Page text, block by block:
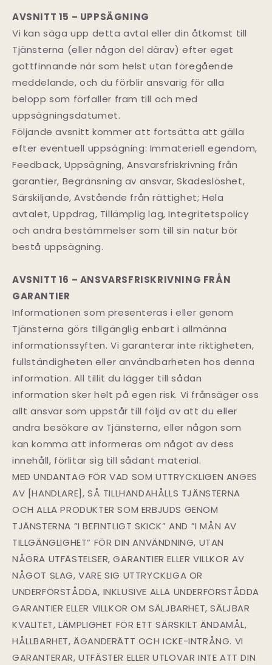
AVSNITT 15 – UPPSÄGNING
Vi kan säga upp detta avtal eller din åtkomst till
Tjänsterna (eller någon del därav) efter eget
gottfinnande när som helst utan föregående
meddelande, och du förblir ansvarig för alla
belopp som förfaller fram till och med
uppsägningsdatumet.
Följande avsnitt kommer att fortsätta att gälla
efter eventuell uppsägning: Immateriell egendom,
Feedback, Uppsägning, Ansvarsfriskrivning från
garantier, Begränsning av ansvar, Skadeslöshet,
Särskiljande, Avstående från rättighet; Hela
avtalet, Uppdrag, Tillämplig lag, Integritetspolicy
och andra bestämmelser som till sin natur bör
bestå uppsägning.
AVSNITT 16 – ANSVARSFRISKRIVNING FRÅN
GARANTIER
Informationen som presenteras i eller genom
Tjänsterna görs tillgänglig enbart i allmänna
informationssyften. Vi garanterar inte riktigheten,
fullständigheten eller användbarheten hos denna
information. All tillit du lägger till sådan
information sker helt på egen risk. Vi frånsäger oss
allt ansvar som uppstår till följd av att du eller
andra besökare av Tjänsterna, eller någon som
kan komma att informeras om något av dess
innehåll, förlitar sig till sådant material.
MED UNDANTAG FÖR VAD SOM UTTRYCKLIGEN ANGES
AV [HANDLARE], SÅ TILLHANDAHÅLLS TJÄNSTERNA
OCH ALLA PRODUKTER SOM ERBJUDS GENOM
TJÄNSTERNA ”I BEFINTLIGT SKICK” AND ”I MÅN AV
TILLGÄNGLIGHET” FÖR DIN ANVÄNDNING, UTAN
NÅGRA UTFÄSTELSER, GARANTIER ELLER VILLKOR AV
NÅGOT SLAG, VARE SIG UTTRYCKLIGA OR
UNDERFÖRSTÅDDA, INKLUSIVE ALLA UNDERFÖRSTÅDDA
GARANTIER ELLER VILLKOR OM SÄLJBARHET, SÄLJBAR
KVALITET, LÄMPLIGHET FÖR ETT SÄRSKILT ÄNDAMÅL,
HÅLLBARHET, ÄGANDERÄTT OCH ICKE-INTRÅNG. VI
GARANTERAR, UTFÄSTER ELLER UTLOVAR INTE ATT DIN